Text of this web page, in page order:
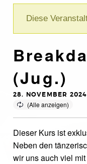
Diese
(Jug.)
28. NOVEMBER
Dieser Kurs ist
Neben den
wir uns auch viel